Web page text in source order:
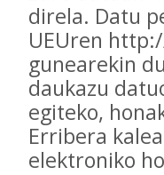
direla. Datu
UEUren
gunearekin
daukazu
egiteko,
Erribera
elektroniko